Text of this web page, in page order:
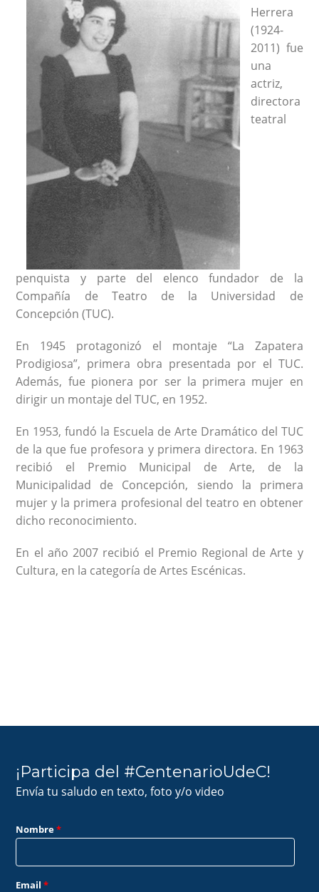
Herrera
(1924-
2011) fue
una
actriz,
directora
teatral
penquista y parte del elenco fundador de la
Compañía de Teatro de la Universidad de
Concepción (TUC).
En 1945 protagonizó el montaje “La Zapatera
Prodigiosa”, primera obra presentada por el TUC.
Además, fue pionera por ser la primera mujer en
dirigir un montaje del TUC, en 1952.
En 1953, fundó la Escuela de Arte Dramático del TUC
de la que fue profesora y primera directora. En 1963
recibió el Premio Municipal de Arte, de la
Municipalidad de Concepción, siendo la primera
mujer y la primera profesional del teatro en obtener
dicho reconocimiento.
En el año 2007 recibió el Premio Regional de Arte y
Cultura, en la categoría de Artes Escénicas.
¡Participa del #CentenarioUdeC!
Envía tu saludo en texto, foto y/o video
Nombre*
Email*